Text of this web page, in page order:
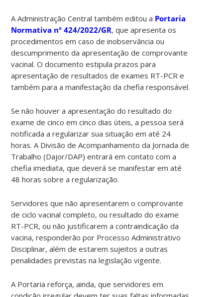
A Administração Central também editou a Portaria
Normativa nº 424/2022/GR, que apresenta os
procedimentos em caso de inobservância ou
descumprimento da apresentação de comprovante
vacinal. O documento estipula prazos para
apresentação de resultados de exames RT-PCR e
também para a manifestação da chefia responsável.
Se não houver a apresentação do resultado do
exame de cinco em cinco dias úteis, a pessoa será
notificada a regularizar sua situação em até 24
horas. A Divisão de Acompanhamento da Jornada de
Trabalho (Dajor/DAP) entrará em contato com a
chefia imediata, que deverá se manifestar em até
48 horas sobre a regularização.
Servidores que não apresentarem o comprovante
de ciclo vacinal completo, ou resultado do exame
RT-PCR, ou não justificarem a contraindicação da
vacina, responderão por Processo Administrativo
Disciplinar, além de estarem sujeitos a outras
penalidades previstas na legislação vigente.
A Portaria reforça, ainda, que servidores em